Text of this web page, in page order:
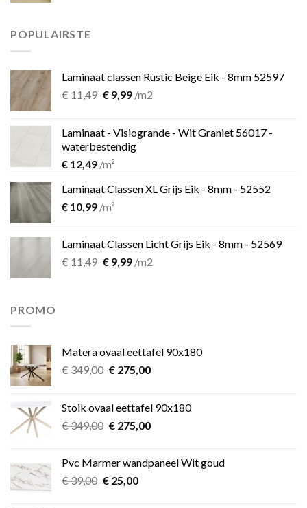
POPULAIRSTE
Laminaat classen Rustic Beige Eik - 8mm 52597
€11,49 Oorspronkelijke
€ 11,49.
€9,99Huidige
€ 9,99.
/m2
Laminaat - Visiogrande - Wit Graniet 56017 -
waterbestendig
€ 12,49 /m²
Laminaat Classen XL Grijs Eik - 8mm - 52552
€ 10,99 /m²
Laminaat Classen Licht Grijs Eik - 8mm - 52569
€11,49 Oorspronkelijke
€9,99Huidige
/m2
PROMO
Matera ovaal eettafel 90x180
€349,00 Oorspronkelijke
€ 349,00.
€275,00Huidige
€ 275,00.
Stoik ovaal eettafel 90x180
€349,00 Oorspronkelijke
€ 349,00.
€275,00Huidige
€ 275,00.
Pvc Marmer wandpaneel Wit goud
€39,00 Oorspronkelijke
€25,00Huidige